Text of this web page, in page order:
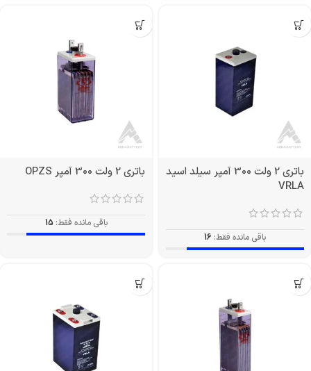
باتری 2 ولت 300 آمپر سیلد اسید
VRLA
باقی مانده فقط: 16
باتری 2 ولت 300 آمپر OPZS
باقی مانده فقط: 15